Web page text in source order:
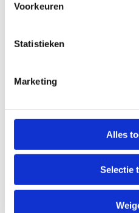
Voorkeuren
Statistieken
Marketing
Alles
Selectie
Hulp bij de